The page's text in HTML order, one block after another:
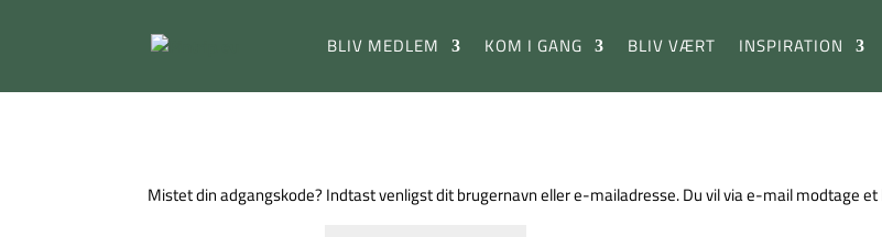
BLIV MEDLEM KOM I GANG BLIV VÆRT INSPIRATION
Mistet din adgangskode? Indtast venligst dit brugernavn eller e-mailadresse. Du vil via e-mail modtage